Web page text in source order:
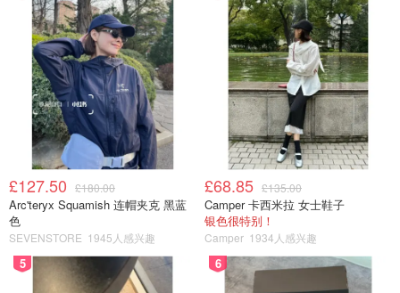
视频来自농심 nongshim，版权属于原作者
NO.4 农心辣牛肉汤面
产品英文名：Yukejang Bowl Noodle Soup
£127.50 £180.00
Arc'teryx Squamish 连帽夹克 黑蓝
色
SEVENSTORE 1945人感兴趣
£68.85 £135.00
Camper 卡西米拉 女士鞋子
银色很特别！
Camper 1934人感兴趣
5 6